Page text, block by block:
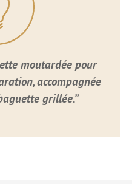
moutardée pour
accompagnée
grillée.”